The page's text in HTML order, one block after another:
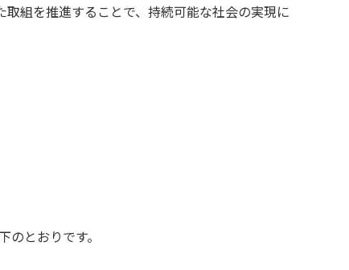
組を推進することで、持続可能な社会の実現に
とおりです。